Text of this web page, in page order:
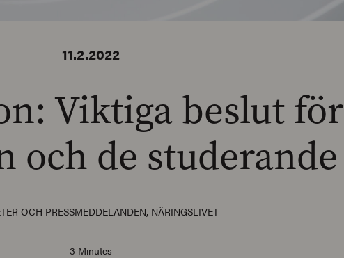
11.2.2022
Viktiga beslut för
och de studerande
OCH PRESSMEDDELANDEN, NÄRINGSLIVET
3 Minutes